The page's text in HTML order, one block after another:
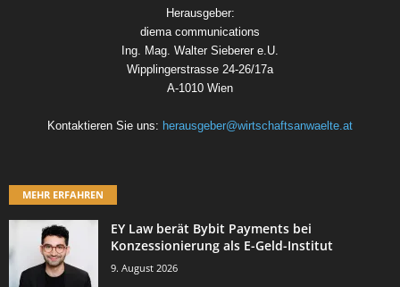
Herausgeber:
diema communications
Ing. Mag. Walter Sieberer e.U.
Wipplingerstrasse 24-26/17a
A-1010 Wien
Kontaktieren Sie uns: herausgeber@wirtschaftsanwaelte.at
MEHR ERFAHREN
EY Law berät Bybit Payments bei
Konzessionierung als E-Geld-Institut
9. August 2026